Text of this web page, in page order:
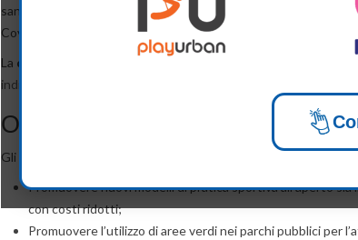
sanitaria e che tende alla promozione delle attività sportive
Covid-19.
La domanda di partecipazione al progetto Sport nei parchi
indirizzo
Obiettivo del Progetto
Gli obiettivi del progetto Sport nei parchi, rivolto a tutti i comuni
Promuovere nuovi modelli di pratica sportiva all’aperto
con costi ridotti;
Promuovere l’utilizzo di aree verdi nei parchi pubblici per